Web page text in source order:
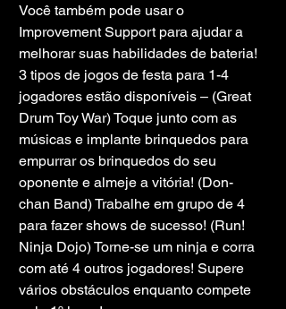
Você também pode usar o
Improvement Support para ajudar a
melhorar suas habilidades de bateria!
3 tipos de jogos de festa para 1-4
jogadores estão disponíveis – (Great
Drum Toy War) Toque junto com as
músicas e implante brinquedos para
empurrar os brinquedos do seu
oponente e almeje a vitória! (Don-
chan Band) Trabalhe em grupo de 4
para fazer shows de sucesso! (Run!
Ninja Dojo) Torne-se um ninja e corra
com até 4 outros jogadores! Supere
vários obstáculos enquanto compete